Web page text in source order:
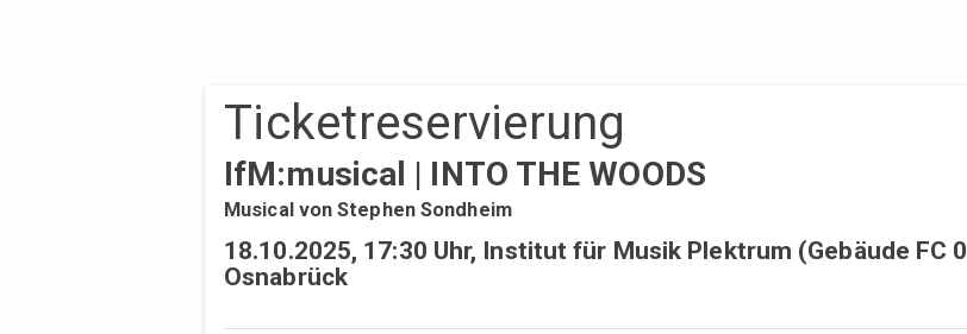
Ticket­reservierung
IfM:musical | INTO THE WOODS
Musical von Stephen Sondheim
18.10.2025, 17:30 Uhr, Institut für Musik Plektrum (Gebäude FC
Osnabrück